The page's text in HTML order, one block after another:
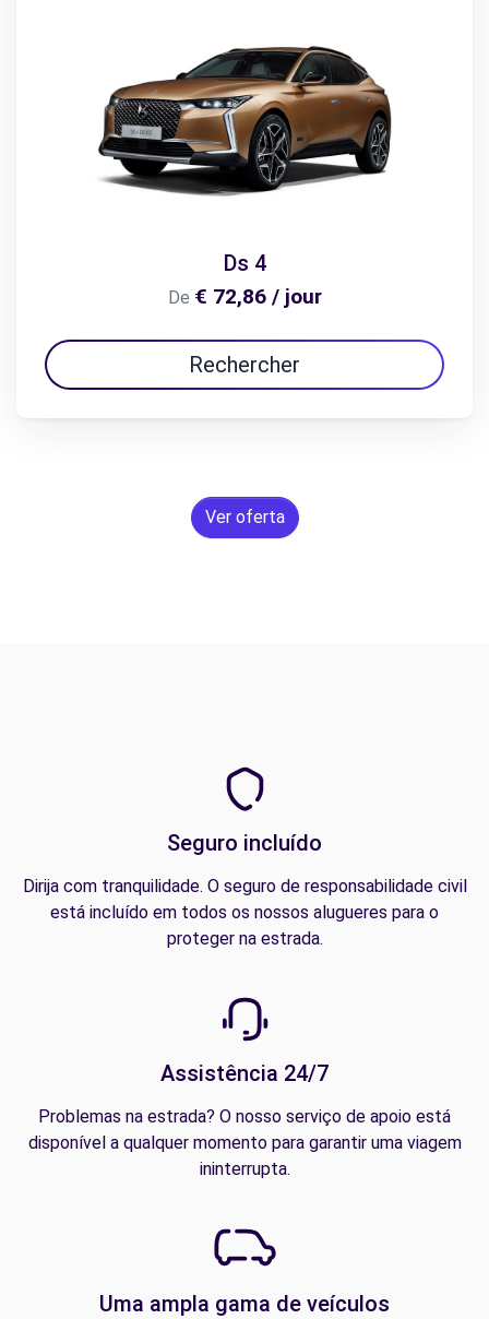
Ds 4
De € 72,86 / jour
Rechercher
Ver oferta
Seguro incluído
Dirija com tranquilidade. O seguro de responsabilidade civil
está incluído em todos os nossos alugueres para o
proteger na estrada.
Assistência 24/7
Problemas na estrada? O nosso serviço de apoio está
disponível a qualquer momento para garantir uma viagem
ininterrupta.
Uma ampla gama de veículos